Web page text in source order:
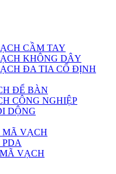
CẦM TAY
KHÔNG DÂY
ĐA TIA CỐ ĐỊNH
ĐỂ BÀN
CÔNG NGHIỆP
DỘNG
MÃ VẠCH
VẠCH